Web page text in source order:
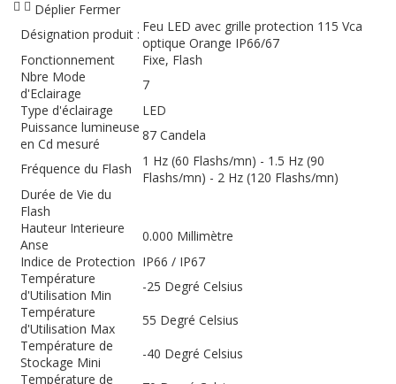
Déplier Fermer
Désignation produit : Feu LED avec grille protection 115 Vca
optique Orange IP66/67
Fonctionnement
Fixe, Flash
Nbre Mode
d'Eclairage
7
Type d'éclairage
LED
Puissance lumineuse
en Cd mesuré
87 Candela
Fréquence du Flash
1 Hz (60 Flashs/mn) - 1.5 Hz (90
Flashs/mn) - 2 Hz (120 Flashs/mn)
Durée de Vie du
Flash
Hauteur Interieure
Anse
0.000 Millimètre
Indice de Protection IP66 / IP67
Température
d'Utilisation Min
-25 Degré Celsius
Température
d'Utilisation Max
55 Degré Celsius
Température de
Stockage Mini
-40 Degré Celsius
Température de